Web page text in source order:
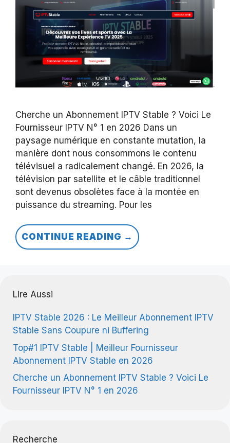
Cherche un Abonnement IPTV Stable ? Voici Le
Fournisseur IPTV N° 1 en 2026 Dans un
paysage numérique en constante mutation, la
manière dont nous consommons le contenu
télévisuel a radicalement changé. En 2026, la
télévision par satellite et le câble traditionnel
sont devenus obsolètes face à la montée en
puissance du streaming. Pour les
CONTINUE READING →
Lire Aussi
IPTV Stable 2026 : Le Meilleur Abonnement IPTV
Stable Sans Coupure ni Buffering
Top#1 IPTV Stable | Meilleur Fournisseur
Abonnement IPTV Stable en 2026
Cherche un Abonnement IPTV Stable ? Voici Le
Fournisseur IPTV N° 1 en 2026
Recherche